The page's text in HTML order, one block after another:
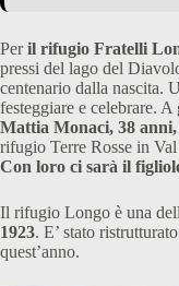
Peril rifugio Fratelli
pressi del lago del
centenario dalla nascita.
festeggiare e celebrare.
Mattia Monaci, 38
rifugio Terre Rosse in
Con loro ci sarà il
Il rifugio Longo è una
1923. E’ stato
quest’anno.